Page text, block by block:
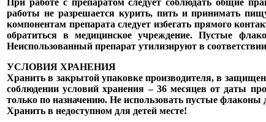
работы не разрешается курить, пить и принимать
компонентам препарата следует избегать прямого
обратиться в медицинское учреждение. Пустые
Неиспользованный препарат утилизируют в
УСЛОВИЯ ХРАНЕНИЯ
Хранить в закрытой упаковке производителя, в
соблюдении условий хранения – 36 месяцев от даты
только по назначению. Не использовать пустые
Хранить в недоступном для детей месте!